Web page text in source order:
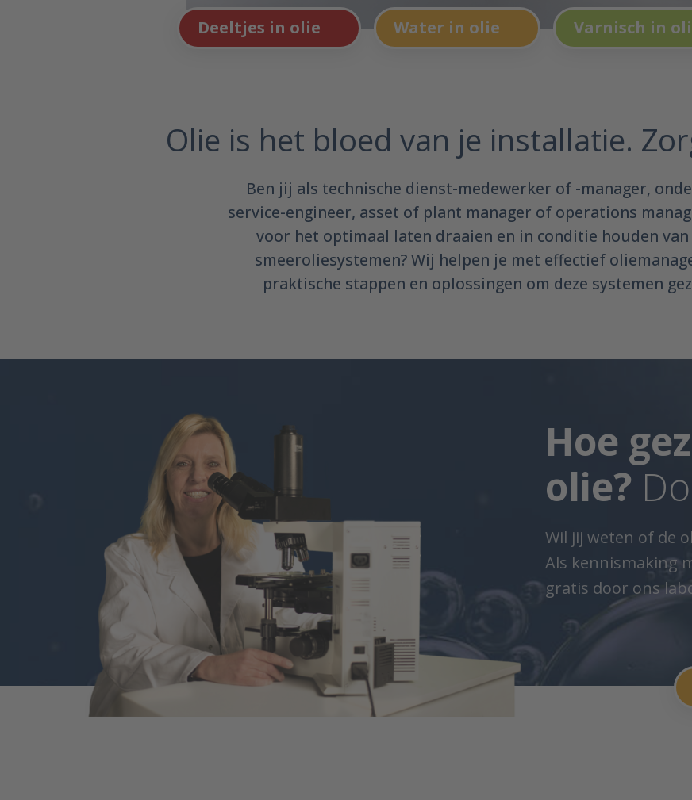
Deeltjes in olie Water in olie Varnisch in
Olie is het bloed van je installatie.
Ben jij als technische dienst-medewerker of -manager,
service-engineer, asset of plant manager of operations
voor het optimaal laten draaien en in conditie houden
smeeroliesystemen? Wij helpen je met effectief
praktische stappen en oplossingen om deze systemen
Hoe
olie?
Wil jij weten of de
Als kennismaking
gratis door ons